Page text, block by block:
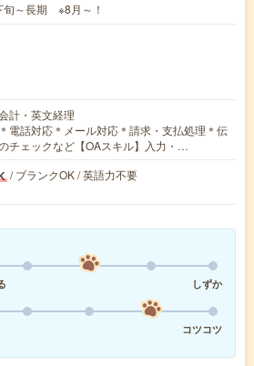
旬～長期 ※8月～！
計・英文経理
電話対応＊メール対応＊請求・支払処理＊伝
チェックなど【OAスキル】入力・…
/ ブランクOK / 英語力不要
しずか
コツコツ